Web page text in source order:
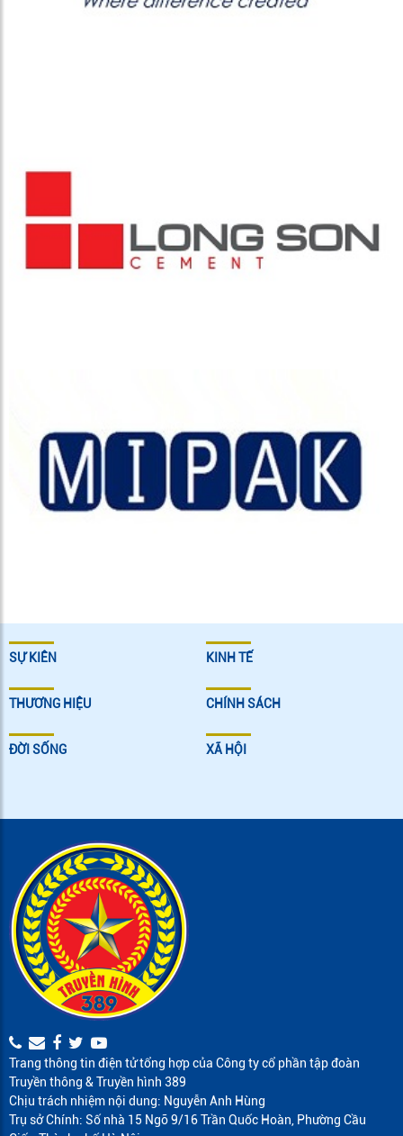
SỰ KIÊN KINH TẾ
THƯƠNG HIỆU CHÍNH SÁCH
ĐỜI SỐNG XÃ HỘI
Trang thông tin điện tử tổng hợp của Công ty cổ phần tập đoàn
Truyền thông & Truyền hình 389
Chịu trách nhiệm nội dung: Nguyễn Anh Hùng
Trụ sở Chính: Số nhà 15 Ngõ 9/16 Trần Quốc Hoàn, Phường Cầu